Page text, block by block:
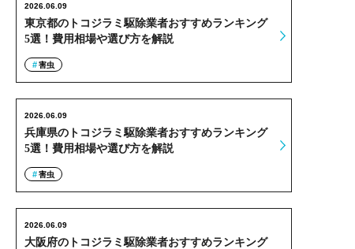
東京都のトコジラミ駆除業者おすすめランキング
5選！費用相場や選び方を解説
2026.06.09
害虫
兵庫県のトコジラミ駆除業者おすすめランキング
5選！費用相場や選び方を解説
2026.06.09
害虫
大阪府のトコジラミ駆除業者おすすめランキング
2026.06.09